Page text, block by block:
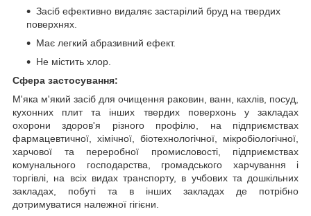
Засіб ефективно видаляє застарілий бруд на твердих
поверхнях.
Має легкий абразивний ефект.
Не містить хлор.
Сфера застосування:
М'яка м'який засіб для очищення раковин, ванн, кахлів, посуд,
кухонних плит та інших твердих поверхонь у закладах
охорони здоров'я різного профілю, на підприємствах
фармацевтичної, хімічної, біотехнологічної, мікробіологічної,
харчової та переробної промисловості, підприємствах
комунального господарства, громадського харчування і
торгівлі, на всіх видах транспорту, в учбових та дошкільних
закладах, побуті та в інших закладах де потрібно
дотримуватися належної гігієни.